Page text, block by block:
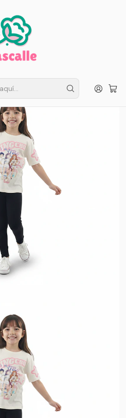
Huntrix K-Pop
“Guerreras Blanco” para Niña